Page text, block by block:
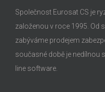
Společnost Eurosat CS je
založenou v roce 1995. Od
zabýváme prodejem
současné době je nedílnou
line software.